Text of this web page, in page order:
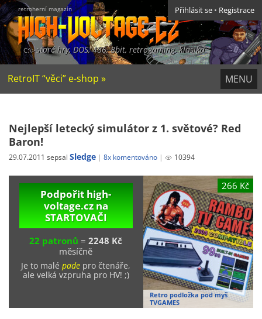
retroherní magazín
staré hry, DOS, 486, 8bit, retrogaming, klasika
Přihlásit se • Registrace
MENU
RetroIT “věci” e-shop »
Nejlepší letecký simulátor z 1. světové? Red
Baron!
29.07.2011 sepsal Sledge 8x komentováno 10394
Podpořit high-
voltage.cz na
STARTOVAČI
22 patronů =2248 Kč
měsíčně
Je to malépade pro čtenáře,
ale velká vzpruha pro HV! ;)
266 Kč
Retro podložka pod myš
TVGAMES